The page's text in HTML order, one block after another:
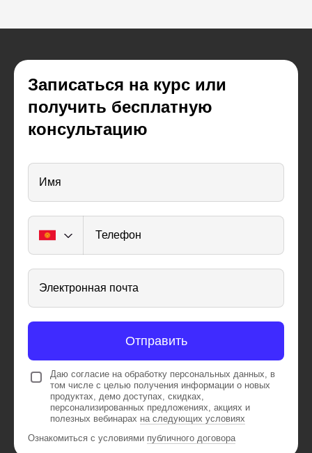
Записаться на курс или
получить бесплатную
консультацию
Имя
Телефон
Электронная почта
Отправить
Даю согласие на обработку персональных данных, в
том числе с целью получения информации о новых
продуктах, демо доступах, скидках,
персонализированных предложениях, акциях и
полезных вебинарах на следующих условиях
Ознакомиться с условиями публичного договора